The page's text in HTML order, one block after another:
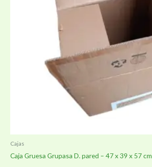
Cajas
Caja Gruesa Grupasa D. pared – 47 x 39 x 57 cm